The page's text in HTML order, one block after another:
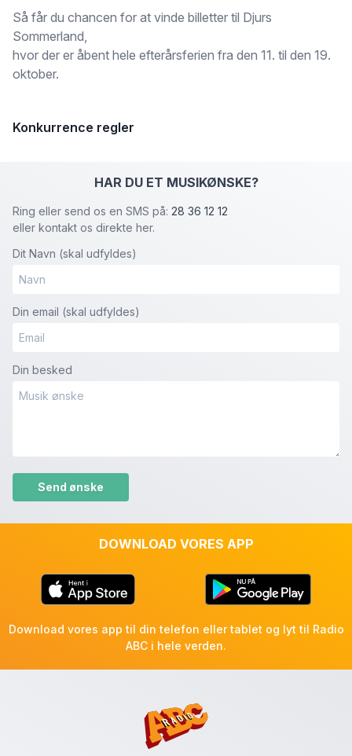
Så får du chancen for at vinde billetter til Djurs
Sommerland,
hvor der er åbent hele efterårsferien fra den 11. til den 19.
oktober.
Konkurrence regler
HAR DU ET MUSIKØNSKE?
Ring eller send os en SMS på: 28 36 12 12
eller kontakt os direkte her.
Dit Navn (skal udfyldes)
Din email (skal udfyldes)
Din besked
Please leave this field empty.
DOWNLOAD VORES APP
Download vores app til din telefon eller tablet og lyt til Radio
ABC i hele verden.